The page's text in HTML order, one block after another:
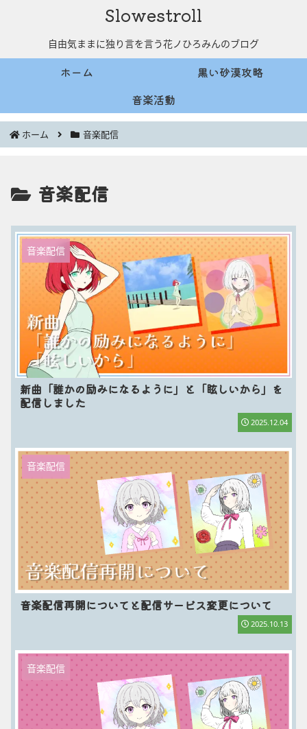
Slowestroll
自由気ままに独り言を言う花ノひろみんのブログ
ホーム
黒い砂漠攻略
音楽活動
ホーム 音楽配信
音楽配信
音楽配信
新曲「誰かの励みになるように」と「眩しいから」を
配信しました
2025.12.04
音楽配信
音楽配信再開についてと配信サービス変更について
2025.10.13
音楽配信